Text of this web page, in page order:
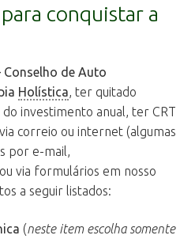
conquistar a
Conselho de Auto
Holística, ter quitado
investimento anual, ter CRT
correio ou internet (algumas
por e-mail,
via formulários em nosso
a seguir listados:
(neste item escolha somente